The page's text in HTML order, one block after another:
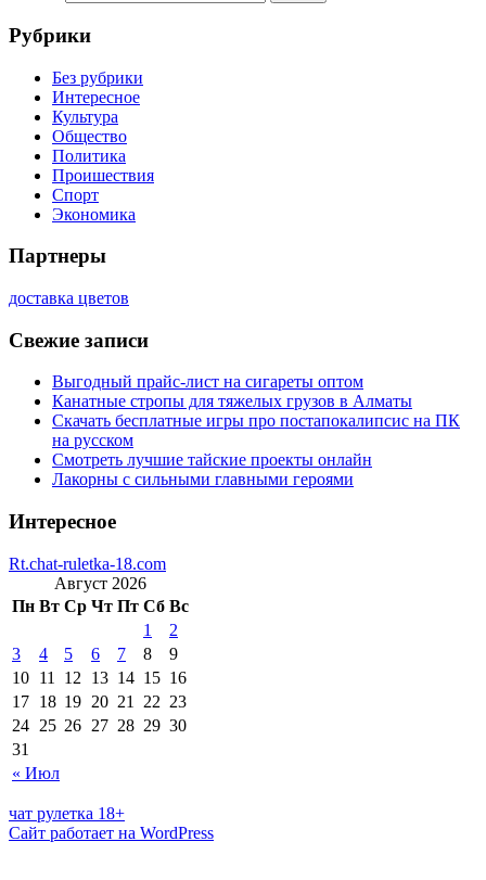
Рубрики
Без рубрики
Интересное
Культура
Общество
Политика
Проишествия
Спорт
Экономика
Партнеры
доставка цветов
Свежие записи
Выгодный прайс-лист на сигареты оптом
Канатные стропы для тяжелых грузов в Алматы
Скачать бесплатные игры про постапокалипсис на ПК
на русском
Смотреть лучшие тайские проекты онлайн
Лакорны с сильными главными героями
Интересное
Rt.chat-ruletka-18.com
Август 2026
Пн Вт Ср Чт Пт Сб Вс
« Июл
1
2
3
4 5 6 7 8
9
10 11 12 13 14 15 16
17 18 19 20 21 22 23
24 25 26 27 28 29 30
31
чат рулетка 18+
Сайт работает на WordPress